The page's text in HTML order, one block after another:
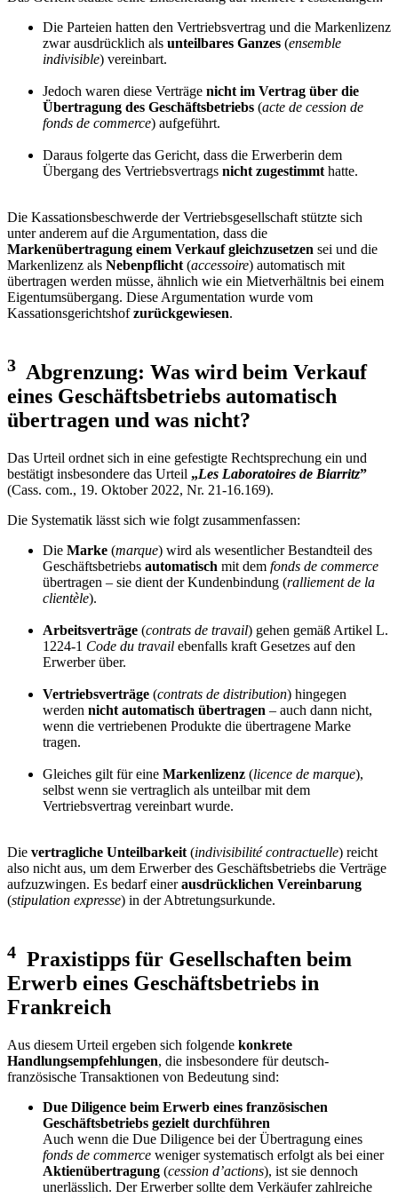
Die Parteien hatten den Vertriebsvertrag und die Markenlizenz
zwar ausdrücklich als unteilbares Ganzes (ensemble
indivisible) vereinbart.
Jedoch waren diese Verträge nicht im Vertrag über die
Übertragung des Geschäftsbetriebs (acte de cession de
fonds de commerce) aufgeführt.
Daraus folgerte das Gericht, dass die Erwerberin dem
Übergang des Vertriebsvertrags nicht zugestimmthatte.
Die Kassationsbeschwerde der Vertriebsgesellschaft stützte sich
unter anderem auf die Argumentation, dass die
Markenübertragung einem Verkauf gleichzusetzen sei und die
Markenlizenz als Nebenpflicht(accessoire) automatisch mit
übertragen werden müsse, ähnlich wie ein Mietverhältnis bei einem
Eigentumsübergang. Diese Argumentation wurde vom
Kassationsgerichtshofzurückgewiesen.
3 Abgrenzung: Was wird beim Verkauf
eines Geschäftsbetriebs automatisch
übertragen und was nicht?
Das Urteil ordnet sich in eine gefestigte Rechtsprechung ein und
bestätigt insbesondere das Urteil „Les Laboratoires de Biarritz”
(Cass. com., 19. Oktober 2022, Nr. 21-16.169).
Die Systematik lässt sich wie folgt zusammenfassen:
Die Marke (marque) wird als wesentlicher Bestandteil des
Geschäftsbetriebs automatisch mit dem fonds de commerce
übertragen – sie dient der Kundenbindung (ralliement de la
clientèle).
Arbeitsverträge (contrats de travail) gehen gemäß Artikel L.
1224-1 Code du travail ebenfalls kraft Gesetzes auf den
Erwerber über.
Vertriebsverträge (contrats de distribution) hingegen
werden nicht automatisch übertragen – auch dann nicht,
wenn die vertriebenen Produkte die übertragene Marke
tragen.
Gleiches gilt für eine Markenlizenz (licence de marque),
selbst wenn sie vertraglich als unteilbar mit dem
Vertriebsvertrag vereinbart wurde.
Die vertragliche Unteilbarkeit (indivisibilité contractuelle) reicht
also nicht aus, um dem Erwerber des Geschäftsbetriebs die Verträge
aufzuzwingen. Es bedarf einerausdrücklichen Vereinbarung
(stipulation expresse) in der Abtretungsurkunde.
4 Praxistipps für Gesellschaften beim
Erwerb eines Geschäftsbetriebs in
Frankreich
Aus diesem Urteil ergeben sich folgende konkrete
Handlungsempfehlungen, die insbesondere für deutsch-
französische Transaktionen von Bedeutung sind:
Due Diligence beim Erwerb eines französischen
Geschäftsbetriebs gezielt durchführen
Auch wenn die Due Diligence bei der Übertragung eines
fonds de commerce weniger systematisch erfolgt als bei einer
Aktienübertragung (cession d’actions), ist sie dennoch
unerlässlich. Der Erwerber sollte dem Verkäufer zahlreiche